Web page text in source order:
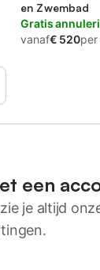
en Zwembad
Gratis
vanaf€ 520
een
je altijd